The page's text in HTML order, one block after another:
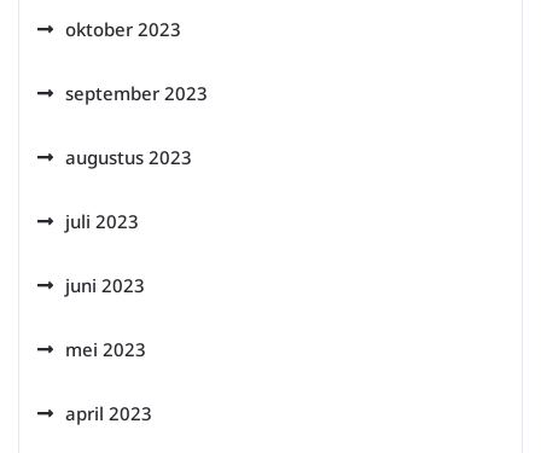
oktober 2023
september 2023
augustus 2023
juli 2023
juni 2023
mei 2023
april 2023